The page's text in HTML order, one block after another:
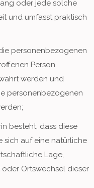
oder jede solche
und umfasst praktisch
personenbezogenen
Person
werden und
personenbezogenen
besteht, dass diese
sich auf eine natürliche
Lage,
oder Ortswechsel dieser